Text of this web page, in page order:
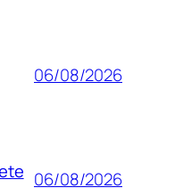
06/08/2026
06/08/2026